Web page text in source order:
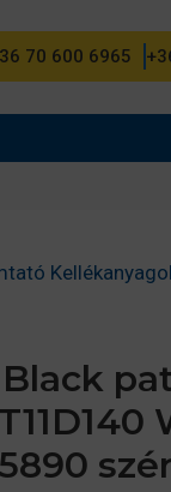
70 600 6965
Black